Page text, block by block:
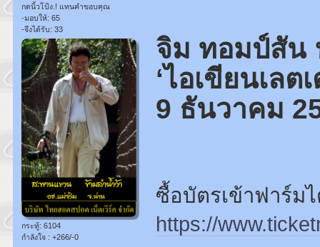
กดนิ้วโป้ง.! แทนคำขอบคุณ
-มอบให้: 65
-จึงได้รับ: 33
กระทู้: 6104
กำลังใจ : +266/-0
จิม ทอมป์สัน
‘ไอเขียนเลต
9 ธันวาคม
ซื้อบัตรเข้าฟาร์ม
https://